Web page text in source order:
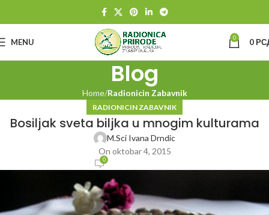
MENU 0 0
Blog
Home Radionicin Zabavnik
RADIONICIN ZABAVNIK
Bosiljak sveta biljka u mnogim kulturama
M.Sci Ivana Drndic
On oktobar 4, 2015
0